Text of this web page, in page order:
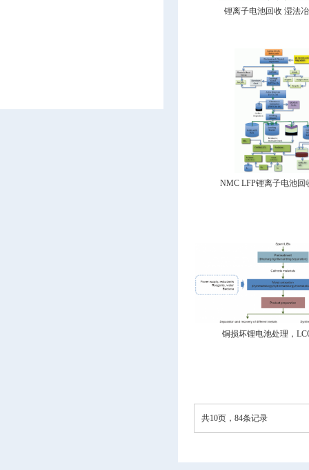
锂离子电池回收 湿法
NMC LFP锂离子电池回
铜损坏锂电池处理，
共10页，84条记录